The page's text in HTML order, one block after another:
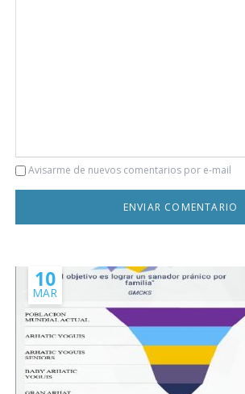
Comentario
Avisarme de nuevos comentarios por e-mail
10
MAR